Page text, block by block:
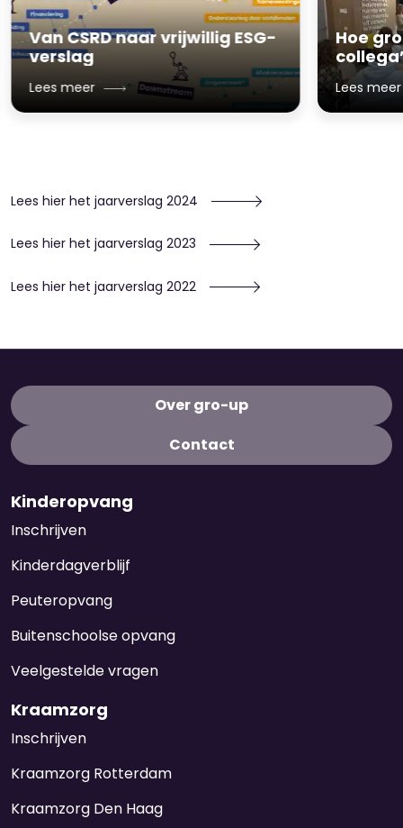
Van CSRD naar vrijwillig ESG-
verslag
Lees meer
Hoe
Lees meer
Lees hier het jaarverslag 2024
Lees hier het jaarverslag 2023
Lees hier het jaarverslag 2022
Over gro-up
Contact
Kinderopvang
Inschrijven
Kinderdagverblijf
Peuteropvang
Buitenschoolse opvang
Veelgestelde vragen
Kraamzorg
Inschrijven
Kraamzorg Rotterdam
Kraamzorg Den Haag